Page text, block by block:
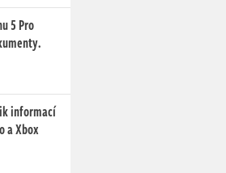
5 Pro
informací
a Xbox